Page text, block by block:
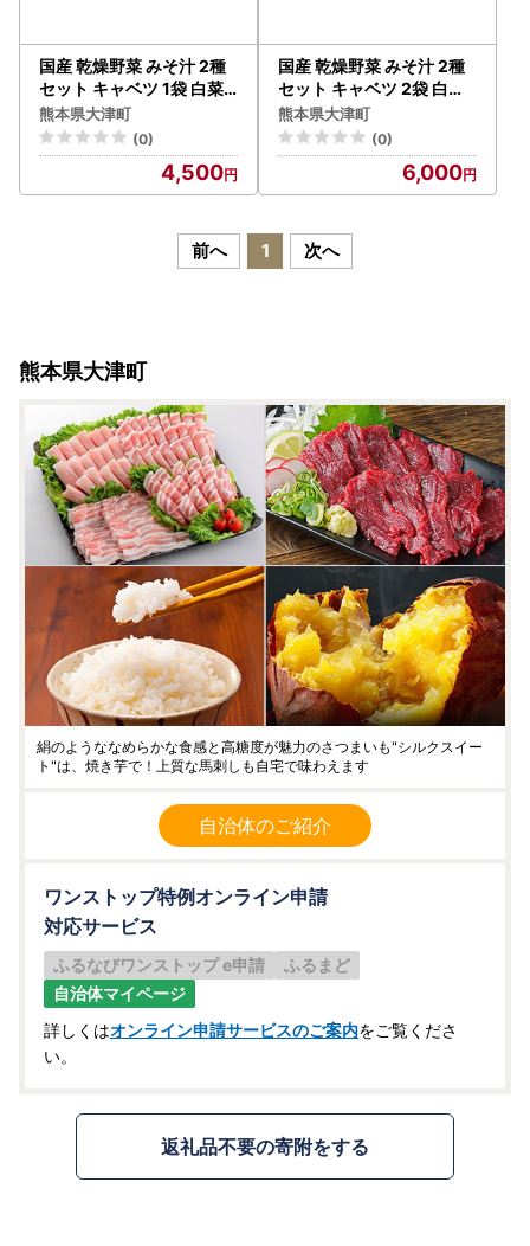
国産 乾燥野菜 みそ汁 2種
セット キャベツ 1袋 白菜 1
袋 合計 2袋 吉良食品 《30
日以内に出荷予定(土日祝
除く)》 熊本県 大津町 野
菜 乾燥野菜 味噌汁 みそ汁
時短 簡単 便利
熊本県大津町
(0)
4,500
国産 乾燥野菜 みそ汁 2種
セット キャベツ 2袋 白菜
2袋 合計 4袋 吉良食品 《3
0日以内に出荷予定(土日
祝除く)》 熊本県 大津町
野菜 乾燥野菜 味噌汁 みそ
汁 時短 簡単 便利
熊本県大津町
(0)
6,000
前へ 1 次へ
熊本県大津町
絹のようななめらかな食感と高糖度が魅力のさつまいも"シルクスイー
ト"は、焼き芋で！上質な馬刺しも自宅で味わえます
自治体のご紹介
ワンストップ特例オンライン申請
対応サービス
ふるなびワンストップ e申請
ふるまど
自治体マイページ
詳しくはオンライン申請サービスのご案内をご覧くださ
い。
返礼品不要の寄附をする